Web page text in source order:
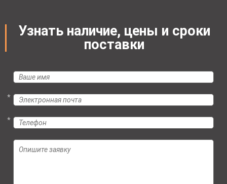
Узнать наличие, цены и сроки
поставки
*
*